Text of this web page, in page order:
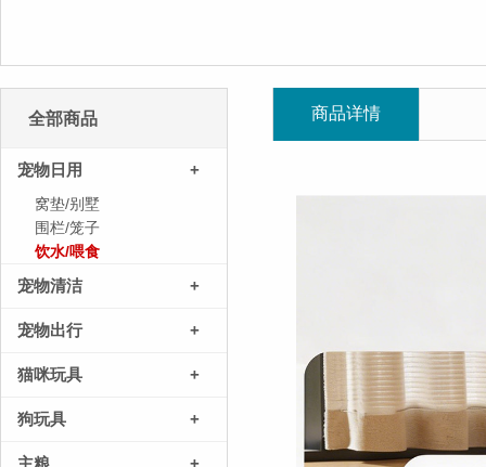
全部商品
宠物日用 +
窝垫/别墅
围栏/笼子
饮水/喂食
宠物清洁 +
宠物出行 +
猫咪玩具 +
狗玩具 +
主粮 +
商品详情